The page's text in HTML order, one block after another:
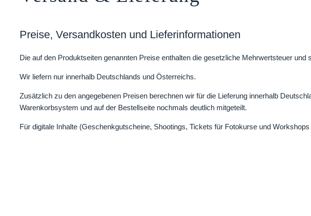
Preise, Versandkosten und Lieferinformationen
Die auf den Produktseiten genannten Preise enthalten die gesetzliche Mehrwertsteuer und
Wir liefern nur innerhalb Deutschlands und Österreichs.
Zusätzlich zu den angegebenen Preisen berechnen wir für die Lieferung innerhalb
Warenkorbsystem und auf der Bestellseite nochmals deutlich mitgeteilt.
Für digitale Inhalte (Geschenkgutscheine, Shootings, Tickets für Fotokurse und